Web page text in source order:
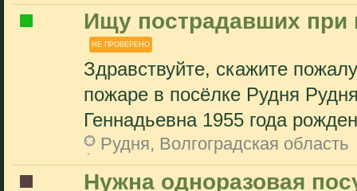
Ищу пострадавших при
НЕ ПРОВЕРЕНО
Здравствуйте, скажите
пожаре в посёлке Рудня
Геннадьевна 1955 года
Рудня, Волгоградская область
Нужна одноразовая